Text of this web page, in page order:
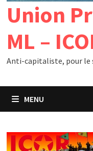
Union
ML –
Anti-capitaliste, pour le
MENU